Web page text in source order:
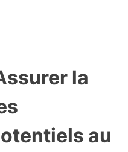
la
au